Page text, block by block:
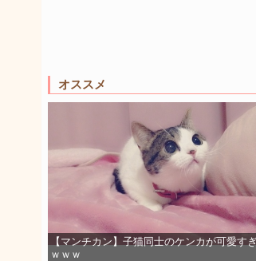
オススメ
【マンチカン】子猫同士のケンカが可愛す
ｗｗｗ